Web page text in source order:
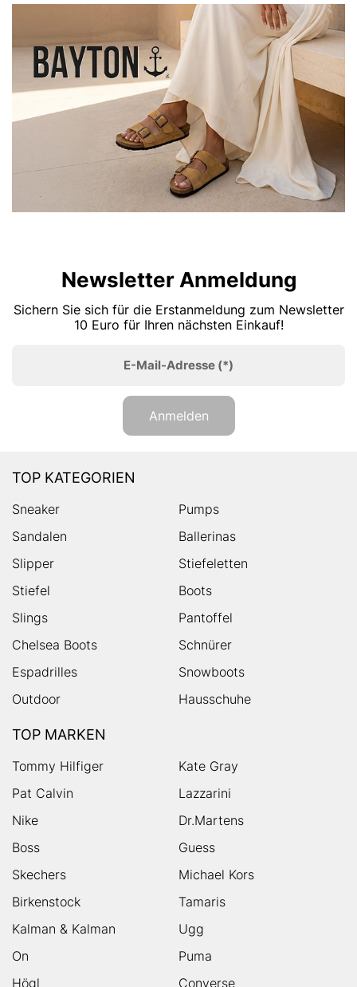
Newsletter Anmeldung
Sichern Sie sich für die Erstanmeldung zum Newsletter
10 Euro für Ihren nächsten Einkauf!
E-Mail-Adresse (*)
Anmelden
TOP KATEGORIEN
Sneaker
Pumps
Sandalen
Ballerinas
Slipper
Stiefeletten
Stiefel
Boots
Slings
Pantoffel
Chelsea Boots
Schnürer
Espadrilles
Snowboots
Outdoor
Hausschuhe
TOP MARKEN
Tommy Hilfiger
Kate Gray
Pat Calvin
Lazzarini
Nike
Dr.Martens
Boss
Guess
Skechers
Michael Kors
Birkenstock
Tamaris
Kalman & Kalman
Ugg
On
Puma
Högl
Converse